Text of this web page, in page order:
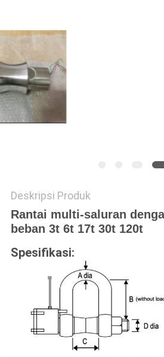
PRIVACY
POLICY
Deskripsi Produk
Rantai multi-saluran
beban 3t 6t 17t 30t 120t
Spesifikasi: